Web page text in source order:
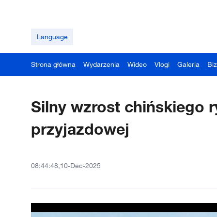
Language
Strona główna Wydarzenia Wideo Vlogi Galeria
Silny wzrost chińskiego
przyjazdowej
08:44:48,10-Dec-2025